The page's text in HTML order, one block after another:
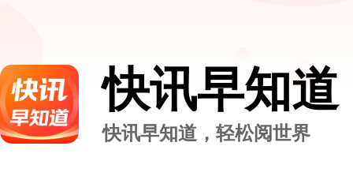
快讯早知道
快讯早知道，轻松阅世界